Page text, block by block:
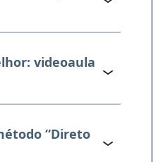
videoaula
“Direto